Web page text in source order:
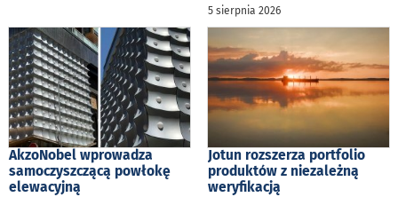
5 sierpnia 2026
AkzoNobel wprowadza
samoczyszczącą powłokę
elewacyjną
Jotun rozszerza portfolio
produktów z niezależną
weryfikacją